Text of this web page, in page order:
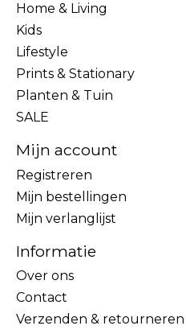
Home & Living
Kids
Lifestyle
Prints & Stationary
Planten & Tuin
SALE
Mijn account
Registreren
Mijn bestellingen
Mijn verlanglijst
Informatie
Over ons
Contact
Verzenden & retourneren